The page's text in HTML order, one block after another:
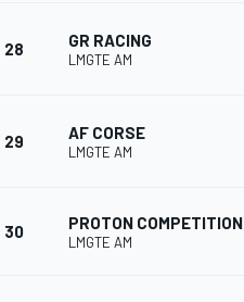
28 GR RACING
LMGTE AM
29 AF CORSE
LMGTE AM
30 PROTON COMPETITION
LMGTE AM